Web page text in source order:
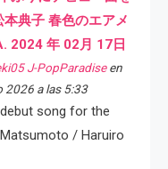
本典子 春色のエアメ
2024 年 02月 17日
J-PopParadiseen
2026 a las 5:33
song for the
/ Haruiro